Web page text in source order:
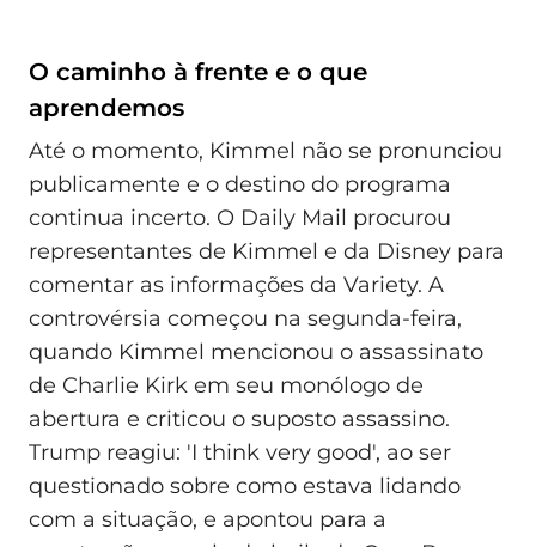
O caminho à frente e o que
aprendemos
Até o momento, Kimmel não se pronunciou
publicamente e o destino do programa
continua incerto. O Daily Mail procurou
representantes de Kimmel e da Disney para
comentar as informações da Variety. A
controvérsia começou na segunda-feira,
quando Kimmel mencionou o assassinato
de Charlie Kirk em seu monólogo de
abertura e criticou o suposto assassino.
Trump reagiu: 'I think very good', ao ser
questionado sobre como estava lidando
com a situação, e apontou para a